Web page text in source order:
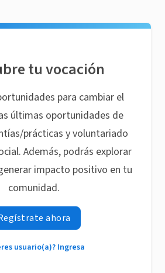
tu vocación
para cambiar el
últimas oportunidades de
prácticas y voluntariado
Además, podrás explorar
impacto positivo en tu
comunidad.
ahora
usuario(a)? Ingresa